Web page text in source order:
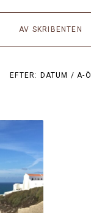
AV SKRIBENTEN
EFTER: DATUM /A-Ö